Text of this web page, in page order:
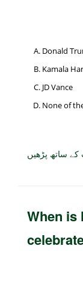
Donald
Kamala
JD Vance
None of
ساتھ پڑھیں
When is